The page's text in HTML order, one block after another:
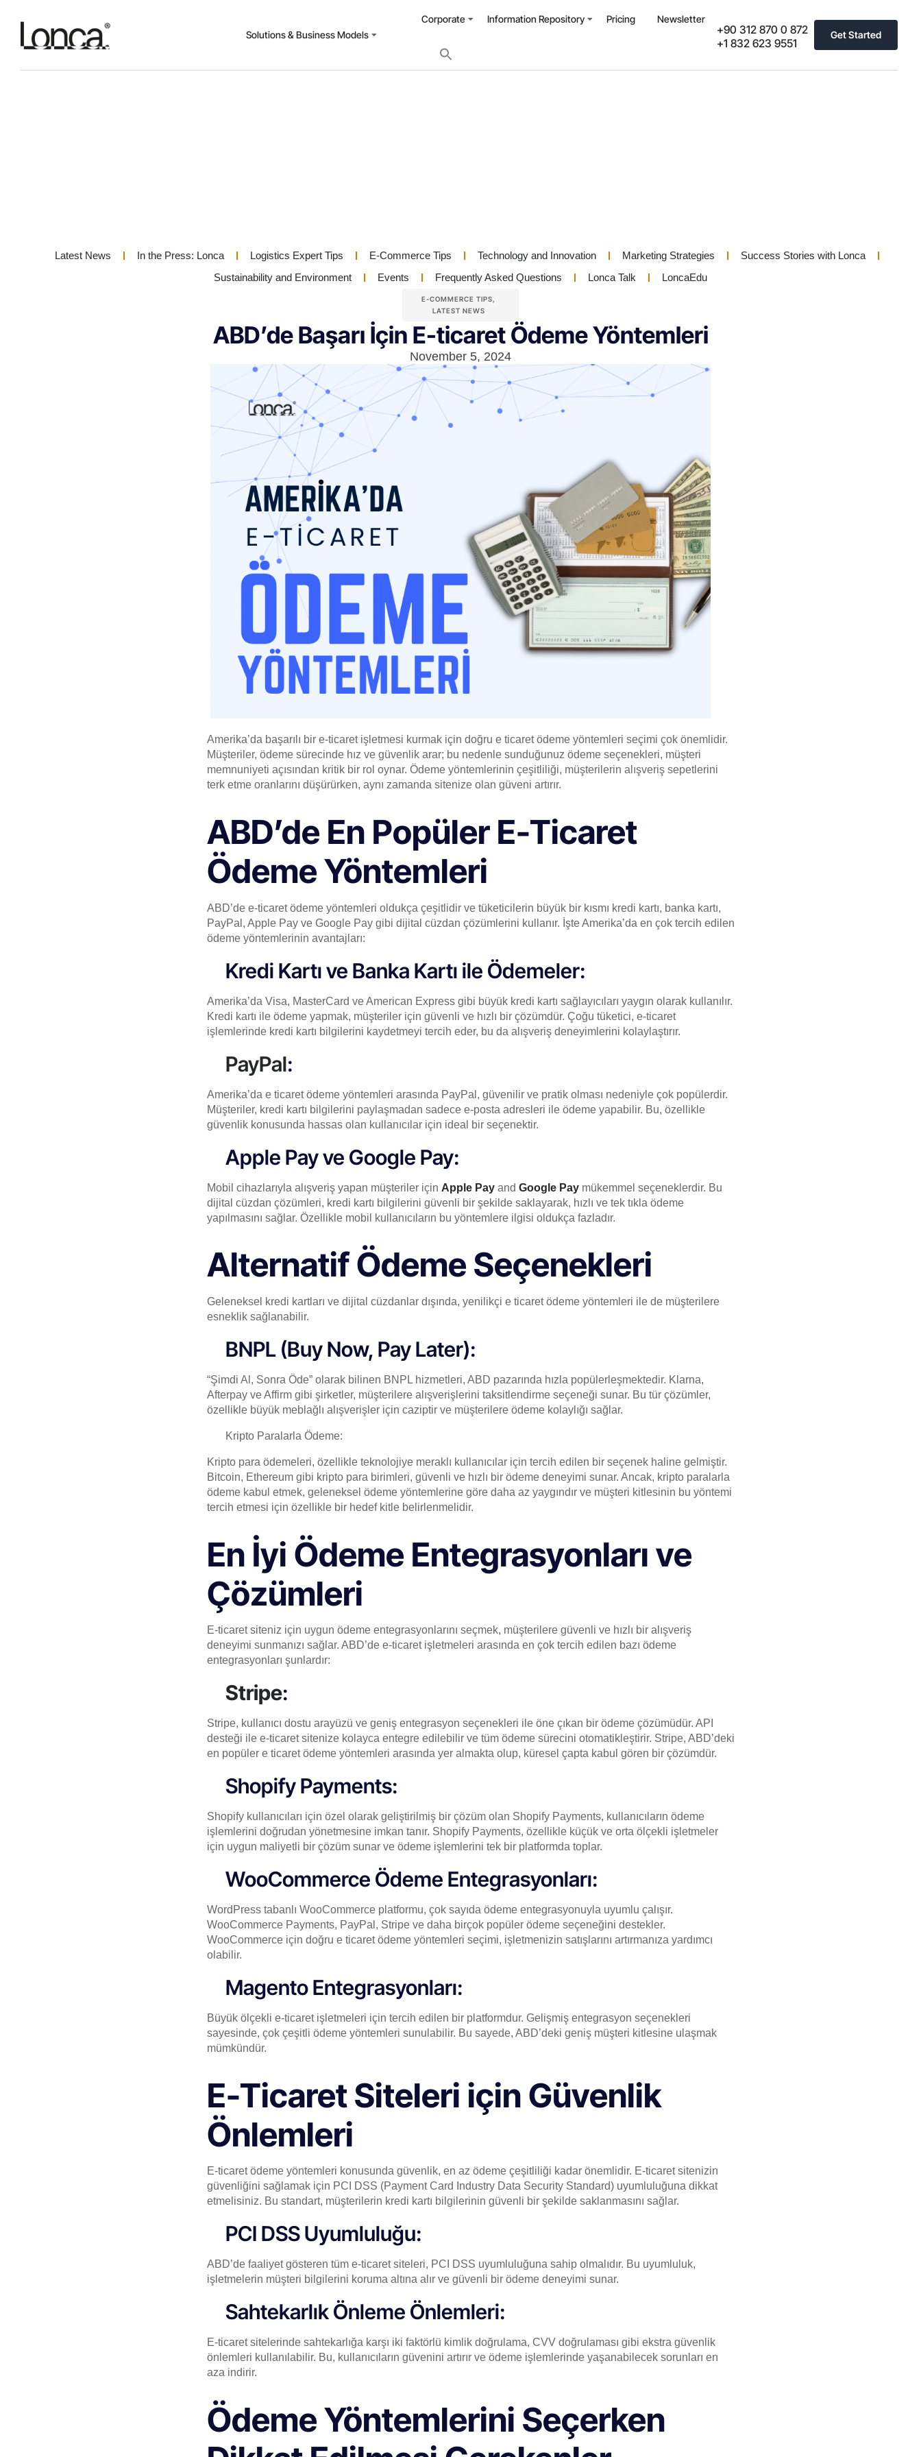
Solutions & Business Models
Corporate Information Repository Pricing Newsletter
+90 312 870 0 872
+1 832 623 9551
Get Started
Latest News In the Press: Lonca Logistics Expert Tips E-Commerce Tips Technology and Innovation Marketing Strategies
Success Stories with Lonca
Sustainability and Environment
Events Frequently Asked Questions Lonca Talk LoncaEdu
E-COMMERCE TIPS,
LATEST NEWS
ABD’de Başarı İçin E-ticaret Ödeme Yöntemleri
November 5, 2024
Amerika’da başarılı bir e-ticaret işletmesi kurmak için doğru e ticaret ödeme yöntemleri seçimi çok önemlidir.
Müşteriler, ödeme sürecinde hız ve güvenlik arar; bu nedenle sunduğunuz ödeme seçenekleri, müşteri
memnuniyeti açısından kritik bir rol oynar. Ödeme yöntemlerinin çeşitliliği, müşterilerin alışveriş sepetlerini
terk etme oranlarını düşürürken, aynı zamanda sitenize olan güveni artırır.
ABD’de En Popüler E-Ticaret
Ödeme Yöntemleri
ABD’de e-ticaret ödeme yöntemleri oldukça çeşitlidir ve tüketicilerin büyük bir kısmı kredi kartı, banka kartı,
PayPal, Apple Pay ve Google Pay gibi dijital cüzdan çözümlerini kullanır. İşte Amerika’da en çok tercih edilen
ödeme yöntemlerinin avantajları:
Kredi Kartı ve Banka Kartı ile Ödemeler:
Amerika’da Visa, MasterCard ve American Express gibi büyük kredi kartı sağlayıcıları yaygın olarak kullanılır.
Kredi kartı ile ödeme yapmak, müşteriler için güvenli ve hızlı bir çözümdür. Çoğu tüketici, e-ticaret
işlemlerinde kredi kartı bilgilerini kaydetmeyi tercih eder, bu da alışveriş deneyimlerini kolaylaştırır.
PayPal:
Amerika’da e ticaret ödeme yöntemleri arasında PayPal, güvenilir ve pratik olması nedeniyle çok popülerdir.
Müşteriler, kredi kartı bilgilerini paylaşmadan sadece e-posta adresleri ile ödeme yapabilir. Bu, özellikle
güvenlik konusunda hassas olan kullanıcılar için ideal bir seçenektir.
Apple Pay ve Google Pay:
Mobil cihazlarıyla alışveriş yapan müşteriler için Apple Pay and Google Pay mükemmel seçeneklerdir. Bu
dijital cüzdan çözümleri, kredi kartı bilgilerini güvenli bir şekilde saklayarak, hızlı ve tek tıkla ödeme
yapılmasını sağlar. Özellikle mobil kullanıcıların bu yöntemlere ilgisi oldukça fazladır.
Alternatif Ödeme Seçenekleri
Geleneksel kredi kartları ve dijital cüzdanlar dışında, yenilikçi e ticaret ödeme yöntemleri ile de müşterilere
esneklik sağlanabilir.
BNPL (Buy Now, Pay Later):
“Şimdi Al, Sonra Öde” olarak bilinen BNPL hizmetleri, ABD pazarında hızla popülerleşmektedir. Klarna,
Afterpay ve Affirm gibi şirketler, müşterilere alışverişlerini taksitlendirme seçeneği sunar. Bu tür çözümler,
özellikle büyük meblağlı alışverişler için caziptir ve müşterilere ödeme kolaylığı sağlar.
Kripto Paralarla Ödeme:
Kripto para ödemeleri, özellikle teknolojiye meraklı kullanıcılar için tercih edilen bir seçenek haline gelmiştir.
Bitcoin, Ethereum gibi kripto para birimleri, güvenli ve hızlı bir ödeme deneyimi sunar. Ancak, kripto paralarla
ödeme kabul etmek, geleneksel ödeme yöntemlerine göre daha az yaygındır ve müşteri kitlesinin bu yöntemi
tercih etmesi için özellikle bir hedef kitle belirlenmelidir.
En İyi Ödeme Entegrasyonları ve
Çözümleri
E-ticaret siteniz için uygun ödeme entegrasyonlarını seçmek, müşterilere güvenli ve hızlı bir alışveriş
deneyimi sunmanızı sağlar. ABD’de e-ticaret işletmeleri arasında en çok tercih edilen bazı ödeme
entegrasyonları şunlardır:
Stripe:
Stripe, kullanıcı dostu arayüzü ve geniş entegrasyon seçenekleri ile öne çıkan bir ödeme çözümüdür. API
desteği ile e-ticaret sitenize kolayca entegre edilebilir ve tüm ödeme sürecini otomatikleştirir. Stripe, ABD’deki
en popüler e ticaret ödeme yöntemleri arasında yer almakta olup, küresel çapta kabul gören bir çözümdür.
Shopify Payments:
Shopify kullanıcıları için özel olarak geliştirilmiş bir çözüm olan Shopify Payments, kullanıcıların ödeme
işlemlerini doğrudan yönetmesine imkan tanır. Shopify Payments, özellikle küçük ve orta ölçekli işletmeler
için uygun maliyetli bir çözüm sunar ve ödeme işlemlerini tek bir platformda toplar.
WooCommerce Ödeme Entegrasyonları:
WordPress tabanlı WooCommerce platformu, çok sayıda ödeme entegrasyonuyla uyumlu çalışır.
WooCommerce Payments, PayPal, Stripe ve daha birçok popüler ödeme seçeneğini destekler.
WooCommerce için doğru e ticaret ödeme yöntemleri seçimi, işletmenizin satışlarını artırmanıza yardımcı
olabilir.
Magento Entegrasyonları:
Büyük ölçekli e-ticaret işletmeleri için tercih edilen bir platformdur. Gelişmiş entegrasyon seçenekleri
sayesinde, çok çeşitli ödeme yöntemleri sunulabilir. Bu sayede, ABD’deki geniş müşteri kitlesine ulaşmak
mümkündür.
E-Ticaret Siteleri için Güvenlik
Önlemleri
E-ticaret ödeme yöntemleri konusunda güvenlik, en az ödeme çeşitliliği kadar önemlidir. E-ticaret sitenizin
güvenliğini sağlamak için PCI DSS (Payment Card Industry Data Security Standard) uyumluluğuna dikkat
etmelisiniz. Bu standart, müşterilerin kredi kartı bilgilerinin güvenli bir şekilde saklanmasını sağlar.
PCI DSS Uyumluluğu:
ABD’de faaliyet gösteren tüm e-ticaret siteleri, PCI DSS uyumluluğuna sahip olmalıdır. Bu uyumluluk,
işletmelerin müşteri bilgilerini koruma altına alır ve güvenli bir ödeme deneyimi sunar.
Sahtekarlık Önleme Önlemleri:
E-ticaret sitelerinde sahtekarlığa karşı iki faktörlü kimlik doğrulama, CVV doğrulaması gibi ekstra güvenlik
önlemleri kullanılabilir. Bu, kullanıcıların güvenini artırır ve ödeme işlemlerinde yaşanabilecek sorunları en
aza indirir.
Ödeme Yöntemlerini Seçerken